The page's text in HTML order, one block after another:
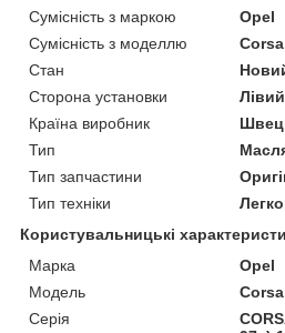
Сумісність з маркою
Opel
Сумісність з моделлю
Corsa
Стан
Сторона установки
Країна виробник
Тип
Тип запчастини
Тип техніки
Користувальницькі
Марка
Opel
Мoдель
Corsa
Серія